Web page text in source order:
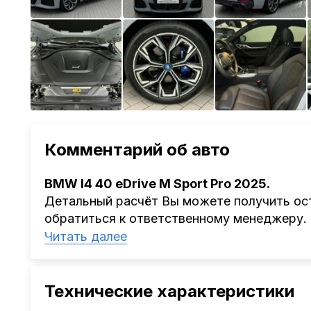
Комментарий об авто
BMW I4 40 eDrive M Sport Pro 2025.
Детальный расчёт Вы можете получить
обратиться к ответственному менеджеру.
Наша компания
проверка автомобиля, полное
растаможке. Экономьте свое время и
Читать далее
Технические характеристики